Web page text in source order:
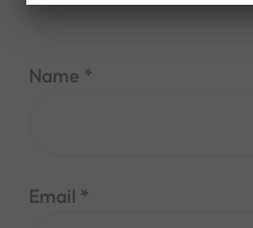
Name *
Email *